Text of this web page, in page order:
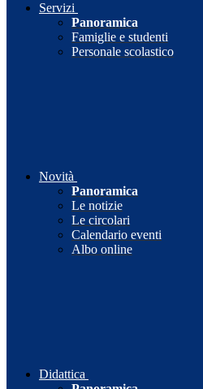
Servizi
Panoramica
Famiglie e studenti
Personale scolastico
Novità
Panoramica
Le notizie
Le circolari
Calendario eventi
Albo online
Didattica